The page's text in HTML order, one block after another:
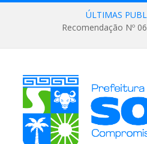
ÚLTIMAS
Recomendação Nº